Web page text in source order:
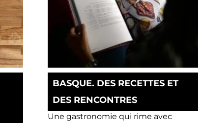
BASQUE. DES RECETTES ET
DES RENCONTRES
Une gastronomie qui rime avec